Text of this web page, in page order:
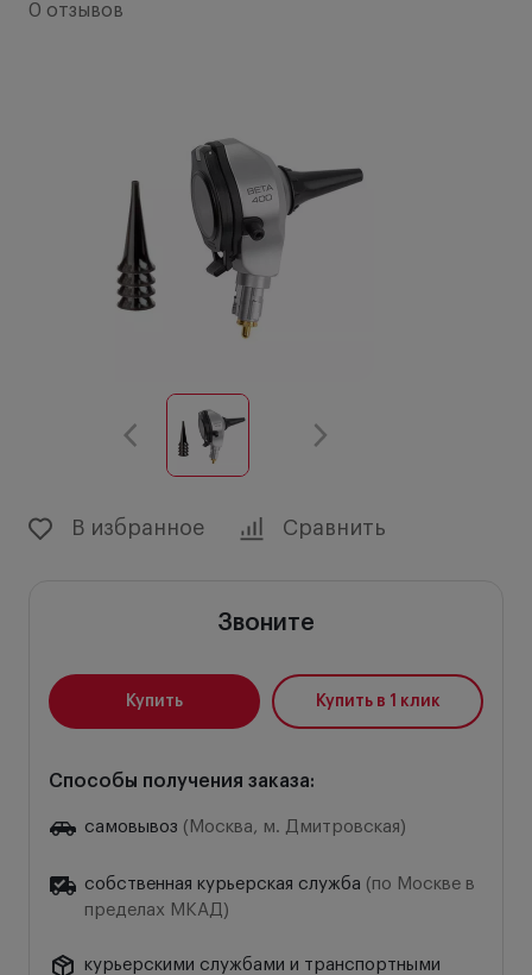
0 отзывов
В избранное Сравнить
Звоните
Купить Купить в 1 клик
Способы получения заказа:
самовывоз (Москва, м. Дмитровская)
собственная курьерская служба (по Москве в
пределах МКАД)
курьерскими службами и транспортными